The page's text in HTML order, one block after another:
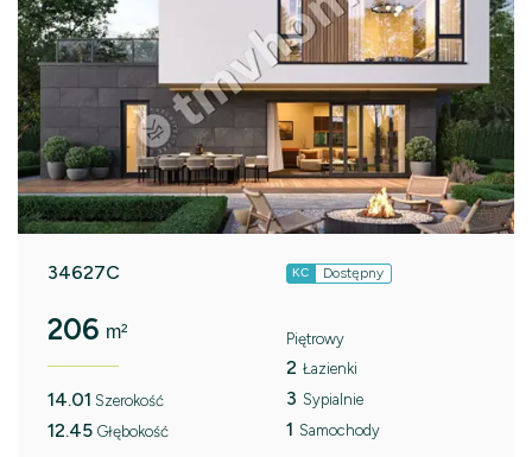
34627C KC Dostępny
206 m²
14.01 Szerokość
12.45 Głębokość
Piętrowy
2 Łazienki
3 Sypialnie
1 Samochody